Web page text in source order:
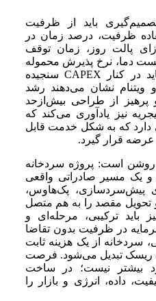
باید از ظرفیت
ظرفیت، درصد زمان در
پالت روز، زمان توقف
دما، نرخ پذیرش محموله
در مقصد و هزینه انرژی باید در کنار CAPEX سنجیده
ویتنام نشان می‌دهند رشد
پرهیز از طراحی بیش‌ازحد
نیز یادآوری می‌کند که
دارد که به شکل خدمت قابل
عرضه قرار گیرد.
روشن است: پروژه سردخانه
یک مسیر صادراتی واقعی
پیش‌سردسازی، پک‌هاوس،
تحویل مقصد را به هم متصل
باید ترکیبی، مرحله‌ای و
در ظرفیت بدون تقاضا
سردخانه از یک هزینه ثابت
ریسک تبدیل می‌شود. فرصت
بیشتر نیست؛ در ساخت
داده، انرژی و بازار را